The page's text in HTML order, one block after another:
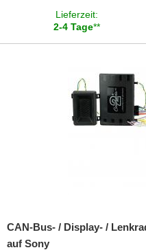
Lieferzeit:
2-4 Tage**
CAN-Bus- / Display- /
auf Sony